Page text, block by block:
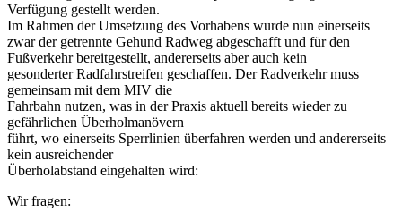
Verfügung gestellt werden.
Im Rahmen der Umsetzung des Vorhabens wurde nun einerseits
zwar der getrennte Gehund Radweg abgeschafft und für den
Fußverkehr bereitgestellt, andererseits aber auch kein
gesonderter Radfahrstreifen geschaffen. Der Radverkehr muss
gemeinsam mit dem MIV die
Fahrbahn nutzen, was in der Praxis aktuell bereits wieder zu
gefährlichen Überholmanövern
führt, wo einerseits Sperrlinien überfahren werden und andererseits
kein ausreichender
Überholabstand eingehalten wird:
Wir fragen: